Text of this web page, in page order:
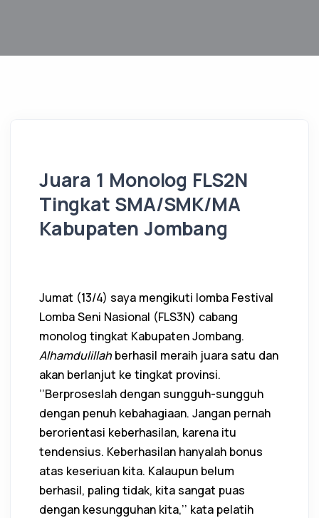
Juara 1 Monolog FLS2N
Tingkat SMA/SMK/MA
Kabupaten Jombang
Jumat (13/4) saya mengikuti lomba Festival
Lomba Seni Nasional (FLS3N) cabang
monolog tingkat Kabupaten Jombang.
Alhamdulillah berhasil meraih juara satu dan
akan berlanjut ke tingkat provinsi.
’’Berproseslah dengan sungguh-sungguh
dengan penuh kebahagiaan. Jangan pernah
berorientasi keberhasilan, karena itu
tendensius. Keberhasilan hanyalah bonus
atas keseriuan kita. Kalaupun belum
berhasil, paling tidak, kita sangat puas
dengan kesungguhan kita,’’ kata pelatih